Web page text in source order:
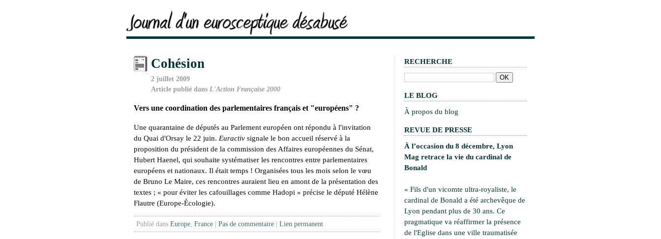
RECHERCHE
LE BLOG
À propos du blog
REVUE DE PRESSE
À l’occasion du 8 décembre, Lyon
Mag retrace la vie du cardinal de
Bonald
« Fils d'un vicomte ultra-royaliste, le
cardinal de Bonald a été archevêque de
Lyon pendant plus de 30 ans. Ce
pragmatique va réaffirmer la présence
de l'Eglise dans une ville traumatisée
Cohésion
2 juillet 2009
Article publié dans L'Action Française 2000
Vers une coordination des parlementaires français et "européens" ?
Une quarantaine de députés au Parlement européen ont répondu à l'invitation
du Quai d'Orsay le 22 juin. Euractiv signale le bon accueil réservé à la
proposition du président de la commission des Affaires européennes du Sénat,
Hubert Haenel, qui souhaite systématiser les rencontres entre parlementaires
européens et nationaux. Il était temps ! Organisées tous les mois selon le vœu
de Bruno Le Maire, ces rencontres auraient lieu en amont de la présentation des
textes ; « pour éviter les cafouillages comme Hadopi » précise le député Hélène
Flautre (Europe-Écologie).
Publié dans Europe, France Pas de commentaire Lien permanent